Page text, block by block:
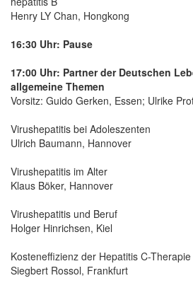
Henry LY Chan, Hongkong
16:30 Uhr: Pause
17:00 Uhr: Partner der Deutschen
allgemeine Themen
Vorsitz: Guido Gerken, Essen; Ulrike
Virushepatitis bei Adoleszenten
Ulrich Baumann, Hannover
Virushepatitis im Alter
Klaus Böker, Hannover
Virushepatitis und Beruf
Holger Hinrichsen, Kiel
Kosteneffizienz der Hepatitis C-Therapie
Siegbert Rossol, Frankfurt